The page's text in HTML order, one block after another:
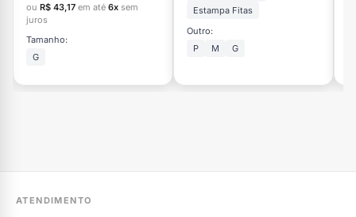
ou R$ 43,17 em até 6x sem
juros
Tamanho:
G
Estampa Fitas
Outro:
P
M G
ATENDIMENTO